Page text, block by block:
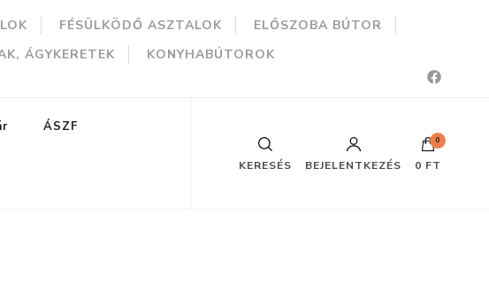
FÉSÜLKÖDŐ ASZTALOK
ELŐSZOBA BÚTOR
ÁGYKERETEK KONYHABÚTOROK
ÁSZF
KERESÉS BEJELENTKEZÉS
0
0 FT